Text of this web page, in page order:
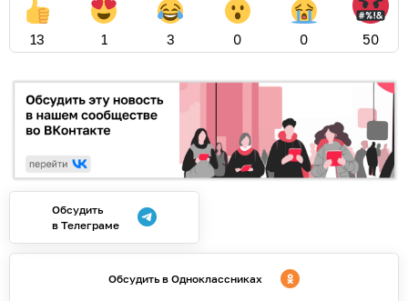
13 1 3 0 0 50
Обсудить
в Телеграме
Обсудить в Одноклассниках